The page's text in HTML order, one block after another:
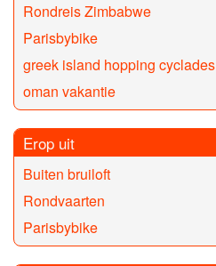
Rondreis Zimbabwe
Parisbybike
greek island hopping cyclades
oman vakantie
Erop uit
Buiten bruiloft
Rondvaarten
Parisbybike